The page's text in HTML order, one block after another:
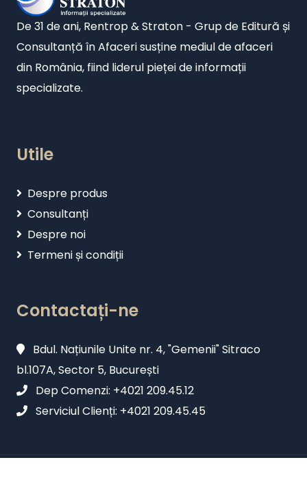
De 31 de ani, Rentrop & Straton - Grup de Editură și
Consultanță în Afaceri susține mediul de afaceri
din România, fiind liderul pieței de informații
specializate.
Utile
Despre produs
Consultanți
Despre noi
Termeni și condiții
Contactați-ne
Bdul. Națiunile Unite nr. 4, "Gemenii" Sitraco
bl.107A, Sector 5, București
Dep Comenzi: +4021 209.45.12
Serviciul Clienți: +4021 209.45.45